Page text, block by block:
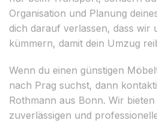
Organisation und Planung
dich darauf verlassen, dass wir
kümmern, damit dein Umzug
Wenn du einen günstigen
nach Prag suchst, dann
Rothmann aus Bonn. Wir bieten
zuverlässigen und